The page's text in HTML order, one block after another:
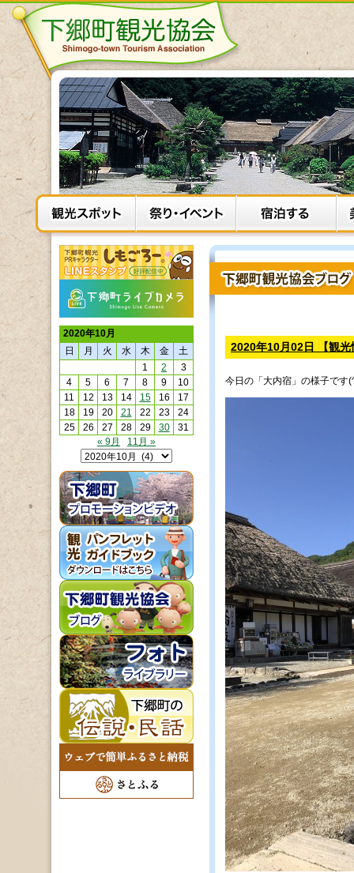
2020年10月02日 【観
今日の「大内宿」の様子です
2020年10月
日
月 火 水 木 金
土
1
2
3
4
5 6 7 8 9
10
11
12 13 14 15 16
17
18
19 20 21 22 23
24
25
26 27 28 29 30
31
« 9月
11月 »